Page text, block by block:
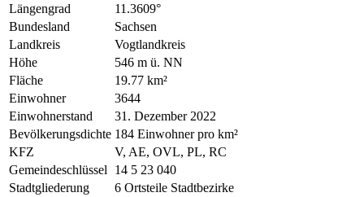
Längengrad
11.3609°
Bundesland
Sachsen
Landkreis
Vogtlandkreis
Höhe
546 m ü. NN
Fläche
19.77 km²
Einwohner
3644
Einwohnerstand
31. Dezember 2022
Bevölkerungsdichte 184 Einwohner pro km²
KFZ
V, AE, OVL, PL, RC
Gemeindeschlüssel
14 5 23 040
Stadtgliederung
6 Ortsteile Stadtbezirke